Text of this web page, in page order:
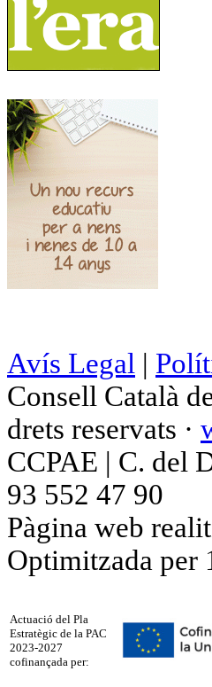
Avís Legal |
Consell Català
drets reservats ·
CCPAE | C. del
93 552 47 90
Pàgina web
Optimitzada per
Actuació del Pla
Estratègic de la PAC
2023-2027
cofinançada per: